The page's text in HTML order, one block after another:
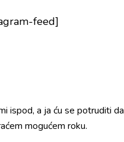
feed]
ispod, a ja ću se potruditi da
mogućem roku.